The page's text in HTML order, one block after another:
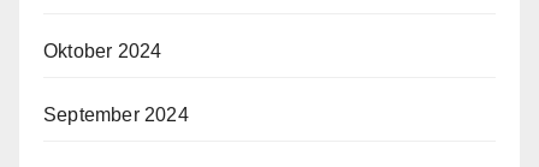
Oktober 2024
September 2024